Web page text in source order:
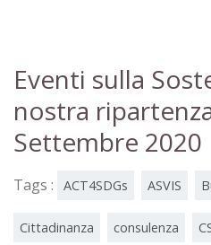
Eventi sulla
nostra
Settembre 2020
Tags : ACT4SDGs ASVIS
Cittadinanza consulenza